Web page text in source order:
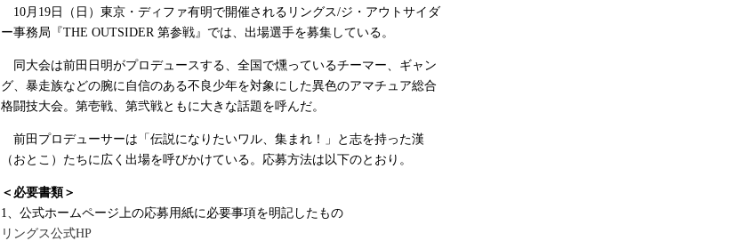
10月19日（日）東京・ディファ有明で開催されるリングス/ジ・アウトサイダ
ー事務局『THE OUTSIDER 第参戦』では、出場選手を募集している。
同大会は前田日明がプロデュースする、全国で燻っているチーマー、ギャン
グ、暴走族などの腕に自信のある不良少年を対象にした異色のアマチュア総合
格闘技大会。第壱戦、第弐戦ともに大きな話題を呼んだ。
前田プロデューサーは「伝説になりたいワル、集まれ！」と志を持った漢
（おとこ）たちに広く出場を呼びかけている。応募方法は以下のとおり。
＜必要書類＞
1、公式ホームページ上の応募用紙に必要事項を明記したもの
リングス公式HP